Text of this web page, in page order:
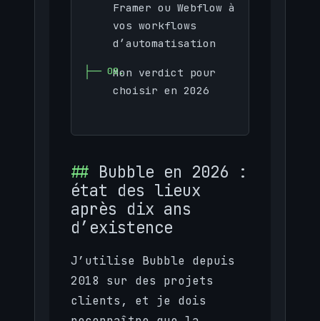
Framer ou Webflow à
vos workflows
d’automatisation
Mon verdict pour
choisir en 2026
Bubble en 2026 :
état des lieux
après dix ans
d’existence
J’utilise Bubble depuis
2018 sur des projets
clients, et je dois